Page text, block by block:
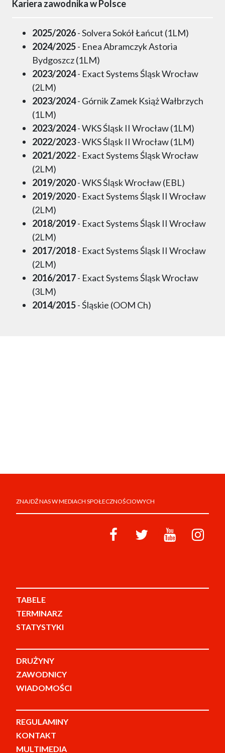
Kariera zawodnika w Polsce
2025/2026- Solvera Sokół Łańcut (1LM)
2024/2025- Enea Abramczyk Astoria
Bydgoszcz (1LM)
2023/2024- Exact Systems Śląsk Wrocław
(2LM)
2023/2024- Górnik Zamek Książ Wałbrzych
(1LM)
2023/2024- WKS Śląsk II Wrocław (1LM)
2022/2023- WKS Śląsk II Wrocław (1LM)
2021/2022- Exact Systems Śląsk Wrocław
(2LM)
2019/2020- WKS Śląsk Wrocław (EBL)
2019/2020- Exact Systems Śląsk II Wrocław
(2LM)
2018/2019- Exact Systems Śląsk II Wrocław
(2LM)
2017/2018- Exact Systems Śląsk II Wrocław
(2LM)
2016/2017- Exact Systems Śląsk Wrocław
(3LM)
2014/2015- Śląskie (OOM Ch)
ZNAJDŹ NAS W MEDIACH SPOŁECZNOŚCIOWYCH
TABELE
TERMINARZ
STATYSTYKI
DRUŻYNY
ZAWODNICY
WIADOMOŚCI
REGULAMINY
KONTAKT
MULTIMEDIA